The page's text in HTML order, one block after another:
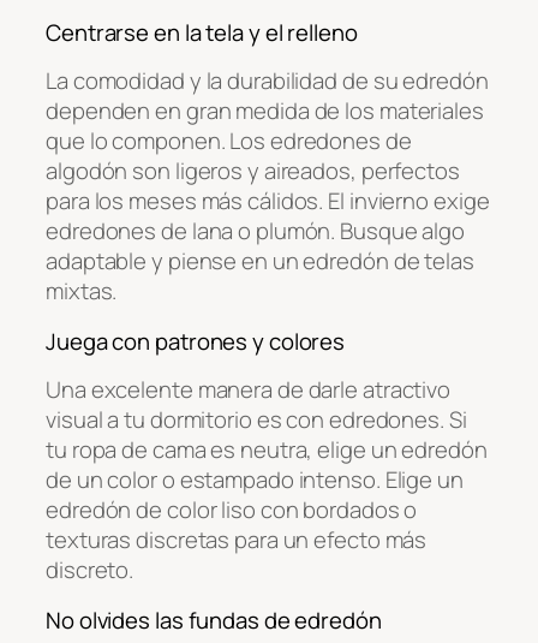
Centrarse en la tela y el relleno
La comodidad y la durabilidad de su edredón
dependen en gran medida de los materiales
que lo componen. Los edredones de
algodón son ligeros y aireados, perfectos
para los meses más cálidos. El invierno exige
edredones de lana o plumón. Busque algo
adaptable y piense en un edredón de telas
mixtas.
Juega con patrones y colores
Una excelente manera de darle atractivo
visual a tu dormitorio es con edredones. Si
tu ropa de cama es neutra, elige un edredón
de un color o estampado intenso. Elige un
edredón de color liso con bordados o
texturas discretas para un efecto más
discreto.
No olvides las fundas de edredón